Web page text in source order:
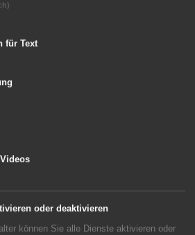
Aalen:
für Text
oder deaktivieren
können Sie alle Dienste aktivieren oder